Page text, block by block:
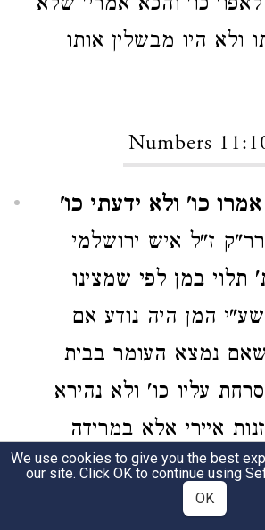
ולא היו מבשלין אותו
Numbers
כו' ולא ידעתי כו'
ז"ל איש ירושלמי
תלוי במן לפי שמצינו
המן היה נודע אם
נמצא העומר בבית
עליו כו' ולא נהירא
איירי אלא במרידה
סרחה למה נמצא העומר
אסורה לו אלא
We use cookies to give you the best
our site. Click OK to continue using
OK